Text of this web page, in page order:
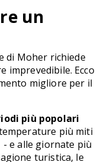
un
di Moher richiede
imprevedibile. Ecco
migliore per il
più popolari
più miti
- e alle giornate più
turistica, le